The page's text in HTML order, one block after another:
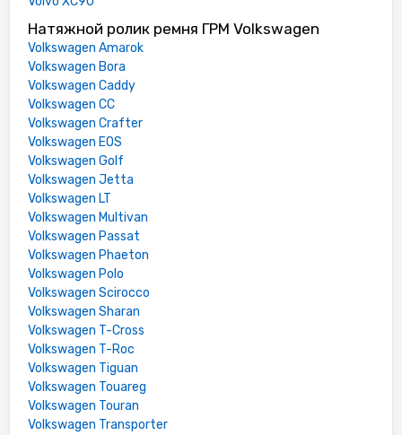
Натяжной ролик ремня ГРМ Volkswagen
Volkswagen Amarok
Volkswagen Bora
Volkswagen Caddy
Volkswagen CC
Volkswagen Crafter
Volkswagen EOS
Volkswagen Golf
Volkswagen Jetta
Volkswagen LT
Volkswagen Multivan
Volkswagen Passat
Volkswagen Phaeton
Volkswagen Polo
Volkswagen Scirocco
Volkswagen Sharan
Volkswagen T-Cross
Volkswagen T-Roc
Volkswagen Tiguan
Volkswagen Touareg
Volkswagen Touran
Volkswagen Transporter